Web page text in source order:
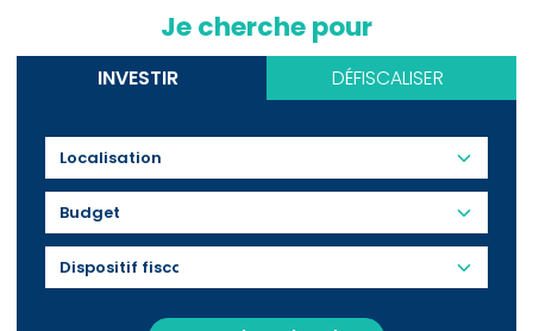
Je cherche pour
INVESTIR DÉFISCALISER
Budget